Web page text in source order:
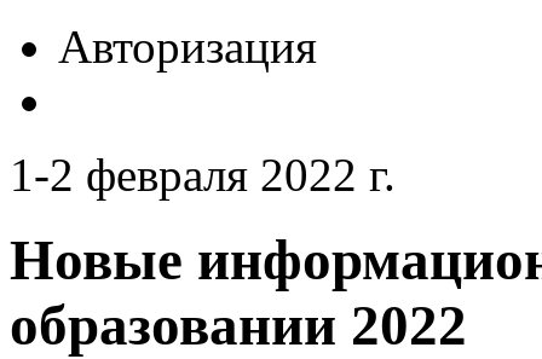
Авторизация
1-2 февраля 2022 г.
Новые
образовании 2022